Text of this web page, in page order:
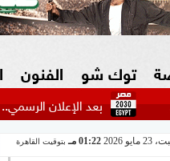
توك شو الفنون
بعد الإعلان الرسمي..
2026 01:22 مـ بتوقيت القاهرة